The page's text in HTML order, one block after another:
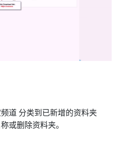
道 分类到已新增的资料夹
或删除资料夹。